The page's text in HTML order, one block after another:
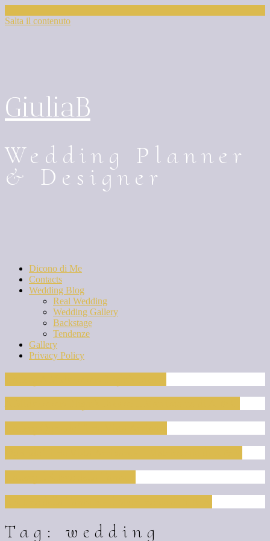
Salta il contenuto
GiuliaB
Wedding Planner
& Designer
Dicono di Me
Contacts
Wedding Blog
Real Wedding
Wedding Gallery
Backstage
Tendenze
Gallery
Privacy Policy
Tag: wedding